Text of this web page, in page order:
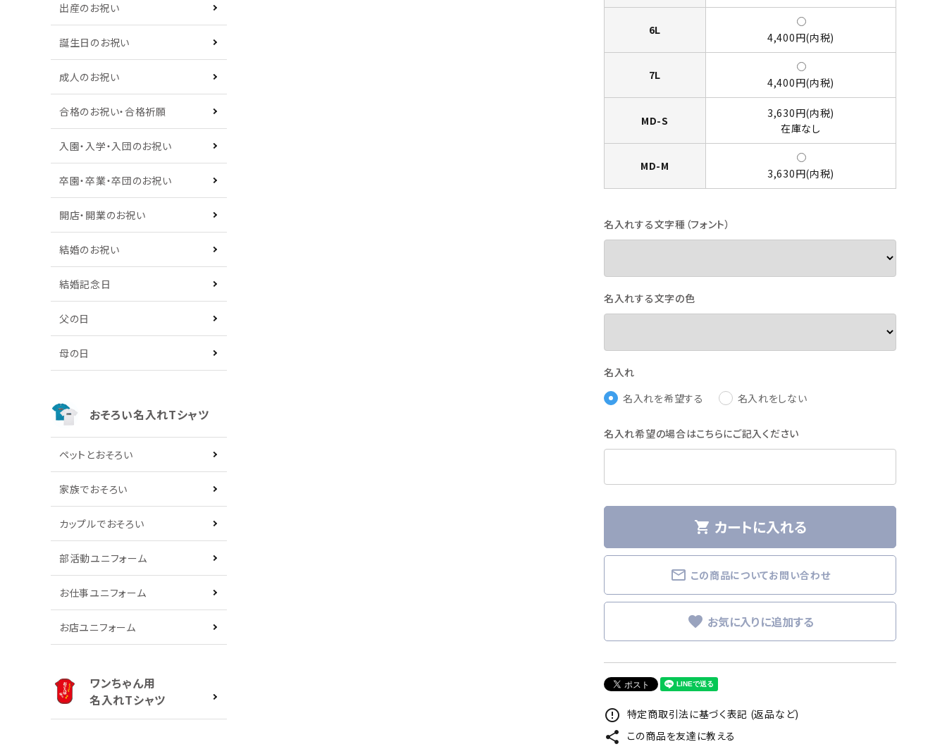
6L
4,400円(内税)
7L
4,400円(内税)
MD-S
3,630円(内税)
在庫なし
MD-M
3,630円(内税)
名入れする文字種（フォント）
名入れする文字の色
名入れ
名入れを希望する
名入れをしない
名入れ希望の場合はこちらにご記入ください
shopping_cart カートに入れる
mail_outline この商品についてお問い合わせ
favorite
error_outline 特定商取引法に基づく表記 (返品など)
share この商品を友達に教える
出産のお祝い
誕生日のお祝い
成人のお祝い
合格のお祝い・合格祈願
入園・入学・入団のお祝い
卒園・卒業・卒団のお祝い
開店・開業のお祝い
結婚のお祝い
結婚記念日
父の日
母の日
おそろい名入れTシャツ
ペットとおそろい
家族でおそろい
カップルでおそろい
部活動ユニフォーム
お仕事ユニフォーム
お店ユニフォーム
ワンちゃん用
名入れTシャツ